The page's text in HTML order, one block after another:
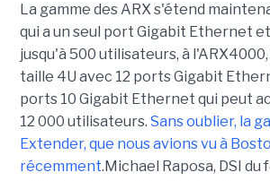
La gamme des ARX s'étend
qui a un seul port Gigabit Ethernet
jusqu'à 500 utilisateurs, à
taille 4U avec 12 ports Gigabit
ports 10 Gigabit Ethernet qui peut
12 000 utilisateurs. Sans oublier, la
Extender, que nous avions vu à
récemment.Michael Raposa, DSI du